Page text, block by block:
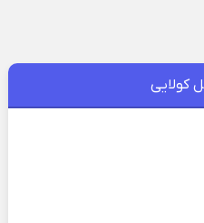
کولایی